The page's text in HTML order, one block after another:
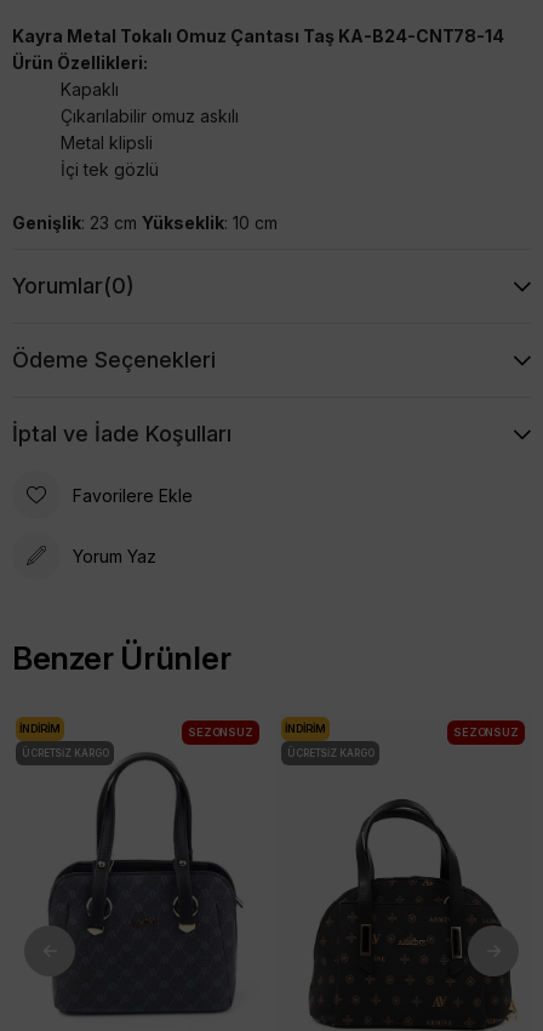
Kayra Metal Tokalı Omuz Çantası Taş KA-B24-CNT78-14
Ürün Özellikleri:
Kapaklı
Çıkarılabilir omuz askılı
Metal klipsli
İçi tek gözlü
Genişlik: 23 cm Yükseklik: 10 cm
Yorumlar(0)
Ödeme Seçenekleri
İptal ve İade Koşulları
Favorilere Ekle
Yorum Yaz
Benzer Ürünler
İNDIRIM
ÜCRETSIZ KARGO
SEZONSUZ İNDIRIM
ÜCRETSIZ KARGO
SEZONSUZ